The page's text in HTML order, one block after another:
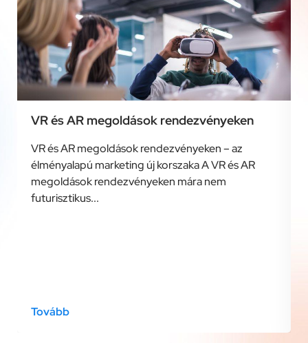
VR és AR megoldások rendezvényeken
VR és AR megoldások rendezvényeken – az
élményalapú marketing új korszaka A VR és AR
megoldások rendezvényeken mára nem
futurisztikus...
Tovább